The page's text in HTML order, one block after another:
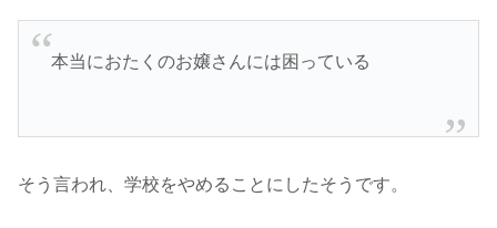
本当におたくのお嬢さんには困っている
そう言われ、学校をやめることにしたそうです。